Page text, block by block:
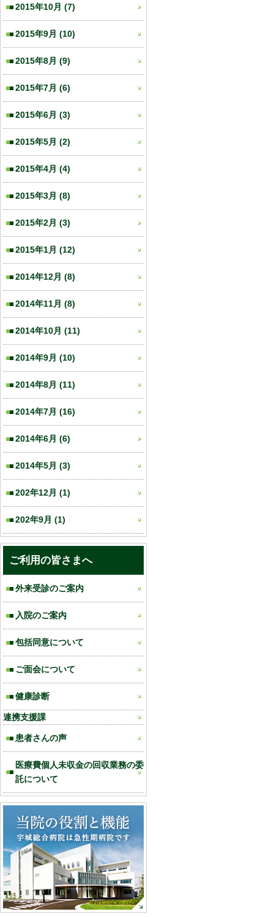
2015年10月 (7)
2015年9月 (10)
2015年8月 (9)
2015年7月 (6)
2015年6月 (3)
2015年5月 (2)
2015年4月 (4)
2015年3月 (8)
2015年2月 (3)
2015年1月 (12)
2014年12月 (8)
2014年11月 (8)
2014年10月 (11)
2014年9月 (10)
2014年8月 (11)
2014年7月 (16)
2014年6月 (6)
2014年5月 (3)
202年12月 (1)
202年9月 (1)
ご利用の皆さまへ
外来受診のご案内
入院のご案内
包括同意について
ご面会について
健康診断
連携支援課
患者さんの声
医療費個人未収金の回収業務の委
託について